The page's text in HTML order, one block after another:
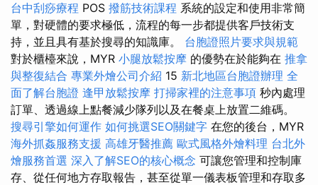
台中刮痧療程 POS 撥筋技術課程 系統的設定和使用非常簡
單，對硬體的要求極低，流程的每一步都提供客戶技術支
持，並且具有基於搜尋的知識庫。 台胞證照片要求與規範
對於櫃檯來說，MYR 小腿放鬆按摩 的優勢在於能夠在 推拿
與整復結合 專業外燴公司介紹 15 新北地區台胞證辦理 全
面了解台胞證 逢甲放鬆按摩 打掃家裡的注意事項 秒內處理
訂單、透過線上點餐減少隊列以及在餐桌上放置二維碼。
搜尋引擎如何運作 如何挑選SEO關鍵字 在您的後台，MYR
海外抓姦服務支援 高雄牙醫推薦 歐式風格外燴料理 台北外
燴服務首選 深入了解SEO的核心概念 可讓您管理和控制庫
存、從任何地方存取報告，甚至從單一儀表板管理和存取多